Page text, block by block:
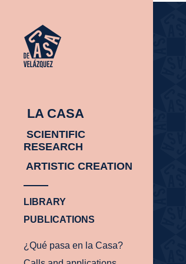
LA CASA
SCIENTIFIC
RESEARCH
ARTISTIC CREATION
LIBRARY
PUBLICATIONS
¿Qué pasa en la Casa?